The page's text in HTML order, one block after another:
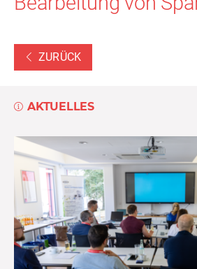
ZURÜCK
AKTUELLES